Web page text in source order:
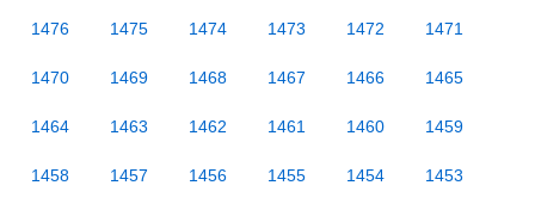
1476 1475 1474 1473 1472 1471
1470 1469 1468 1467 1466 1465
1464 1463 1462 1461 1460 1459
1458 1457 1456 1455 1454 1453